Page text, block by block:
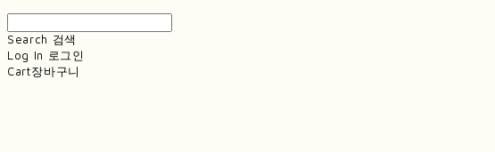
Search 검색
Log In 로그인
Cart장바구니